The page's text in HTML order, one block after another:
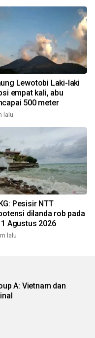
Lewotobi Laki-laki
empat kali, abu
500 meter
lalu
Pesisir NTT
dilanda rob pada
Agustus 2026
lalu
A: Vietnam dan